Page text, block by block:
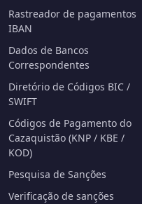
Rastreador de pagamentos
IBAN
Dados de Bancos
Correspondentes
Diretório de Códigos BIC /
SWIFT
Códigos de Pagamento do
Cazaquistão (KNP / KBE /
KOD)
Pesquisa de Sanções
Verificação de sanções